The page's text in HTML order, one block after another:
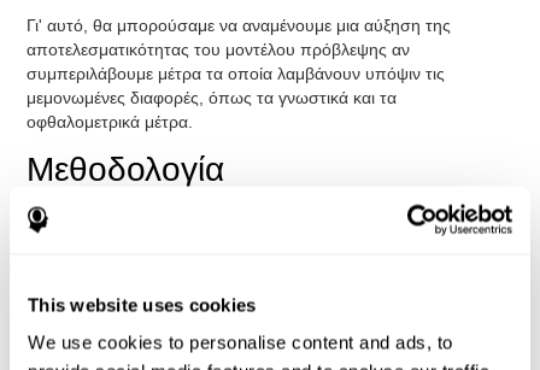
This website uses cookies
We use cookies to personalise content and ads, to
Γι' αυτό, θα μπορούσαμε να αναμένουμε μια αύξηση της
αποτελεσματικότητας του μοντέλου πρόβλεψης αν
συμπεριλάβουμε μέτρα τα οποία λαμβάνουν υπόψιν τις
μεμονωμένες διαφορές, όπως τα γνωστικά και τα
οφθαλομετρικά μέτρα.
Μεθοδολογία
Συμμετέχοντες
21,5 αντίστοιχα) του προγράμματος Naval Aviation Preflight
συμμετέχουν στη μελέτη, ελέγχθηκε η κατανάλωση αλκοόλ,